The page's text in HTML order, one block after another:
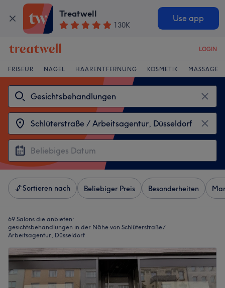
Treatwell
130K
Use app
LOGIN
FRISEUR NÄGEL HAARENTFERNUNG KOSMETIK MASSAGE
Sortieren nach Beliebiger Preis Besonderheiten
69 Salons die anbieten:
gesichtsbehandlungen in der Nähe von Schlüterstraße /
Arbeitsagentur, Düsseldorf